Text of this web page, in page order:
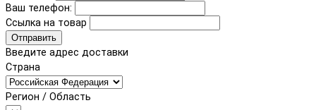
Ваш телефон:
Ссылка на товар
Отправить
Введите адрес доставки
Страна
Регион / Область